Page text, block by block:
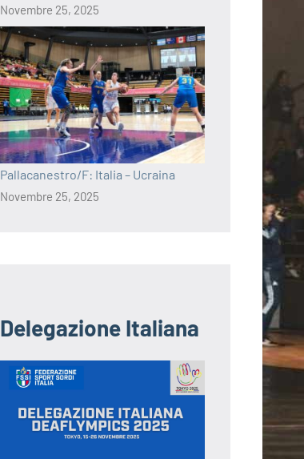
Novembre 25, 2025
Pallacanestro/F: Italia – Ucraina
Novembre 25, 2025
Delegazione Italiana